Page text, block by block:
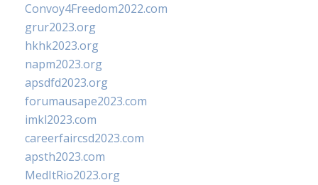
Convoy4Freedom2022.com
grur2023.org
hkhk2023.org
napm2023.org
apsdfd2023.org
forumausape2023.com
imkl2023.com
careerfaircsd2023.com
apsth2023.com
MedItRio2023.org